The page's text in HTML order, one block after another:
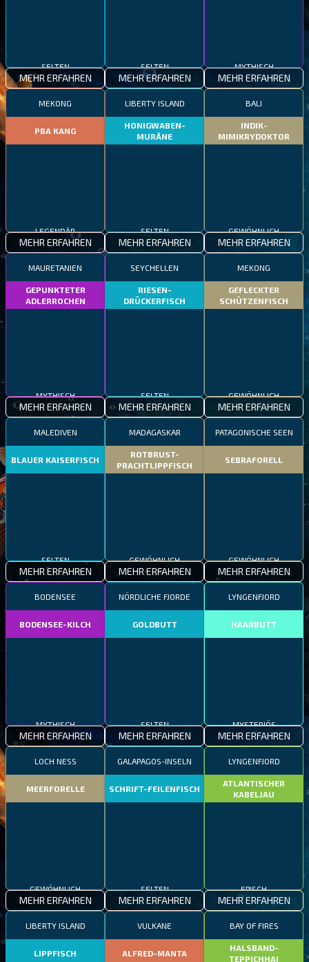
SELTEN
MEHR ERFAHREN
SELTEN
MEHR ERFAHREN
MYTHISCH
MEHR ERFAHREN
MEKONG
PBA KANG
LEGENDÄR
MEHR ERFAHREN
LIBERTY ISLAND
HONIGWABEN-
MURÄNE
SELTEN
MEHR ERFAHREN
BALI
INDIK-
MIMIKRYDOKTOR
GEWÖHNLICH
MEHR ERFAHREN
MAURETANIEN
GEPUNKTETER
ADLERROCHEN
MYTHISCH
MEHR ERFAHREN
SEYCHELLEN
RIESEN-
DRÜCKERFISCH
SELTEN
MEHR ERFAHREN
MEKONG
GEFLECKTER
SCHÜTZENFISCH
GEWÖHNLICH
MEHR ERFAHREN
MALEDIVEN
BLAUER KAISERFISCH
SELTEN
MEHR ERFAHREN
MADAGASKAR
ROTBRUST-
PRACHTLIPPFISCH
GEWÖHNLICH
MEHR ERFAHREN
PATAGONISCHE SEEN
SEBRAFORELL
GEWÖHNLICH
MEHR ERFAHREN
BODENSEE
BODENSEE-KILCH
MYTHISCH
MEHR ERFAHREN
NÖRDLICHE FJORDE
GOLDBUTT
SELTEN
MEHR ERFAHREN
LYNGENFJORD
HAARBUTT
MYSTERIÖS
MEHR ERFAHREN
LOCH NESS
MEERFORELLE
GEWÖHNLICH
MEHR ERFAHREN
GALAPAGOS-INSELN
SCHRIFT-FEILENFISCH
SELTEN
MEHR ERFAHREN
LYNGENFJORD
ATLANTISCHER
KABELJAU
EPISCH
MEHR ERFAHREN
LIBERTY ISLAND
LIPPFISCH
VULKANE
ALFRED-MANTA
BAY OF FIRES
HALSBAND-
TEPPICHHAI